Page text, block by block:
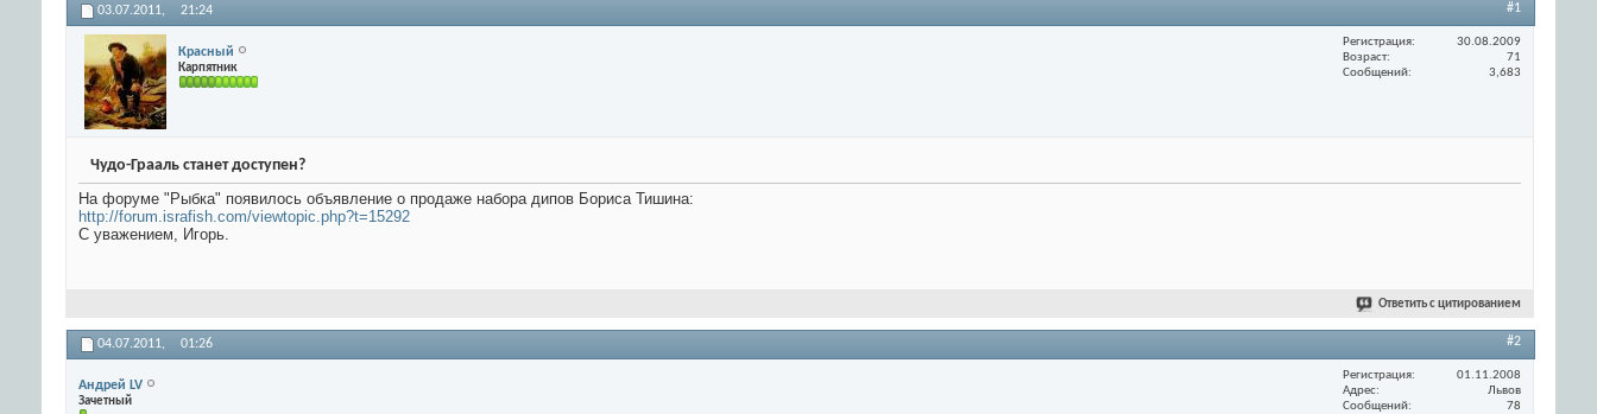
03.07.2011, 21:24 #1
Красный
Карпятник
Регистрация
30.08.2009
Возраст
71
Сообщений
3,683
Чудо-Грааль станет доступен?
На форуме "Рыбка" появилось объявление о продаже набора дипов Бориса Тишина:
http://forum.israfish.com/viewtopic.php?t=15292
С уважением, Игорь.
Ответить с цитированием
04.07.2011, 01:26 #2
Андрей LV
Зачетный
Регистрация
01.11.2008
Адрес
Львов
Сообщений
78